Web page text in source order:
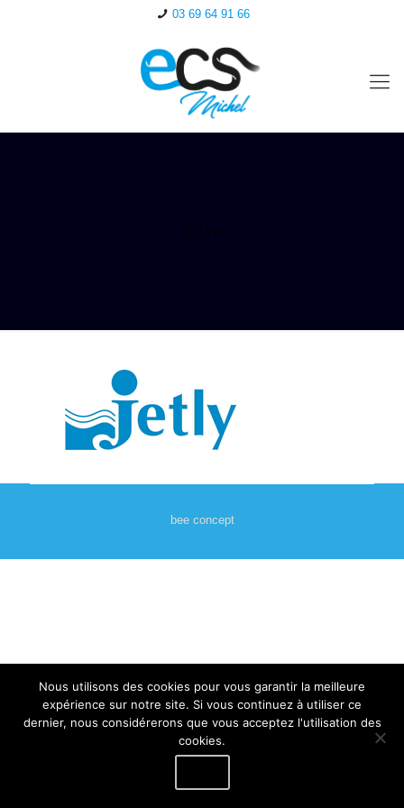
03 69 64 91 66
jetly
bee concept
Nous utilisons des cookies pour vous garantir la meilleure
expérience sur notre site. Si vous continuez à utiliser ce
dernier, nous considérerons que vous acceptez l'utilisation des
cookies.